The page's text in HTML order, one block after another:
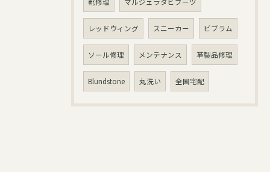
レッドウィング スニーカー ビブラム
ソール修理 メンテナンス 革製品修理
Blundstone 丸洗い 全国宅配
お問い合わせはこちら